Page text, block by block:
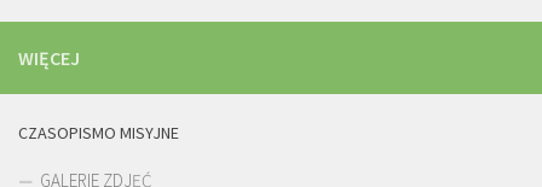
WIĘCEJ
CZASOPISMO MISYJNE
GALERIE ZDJĘĆ